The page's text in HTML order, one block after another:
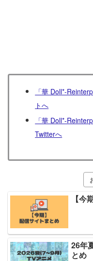
「華 Doll*-
トへ
「華 Doll*-
Twitterへ
【今
26年
とめ